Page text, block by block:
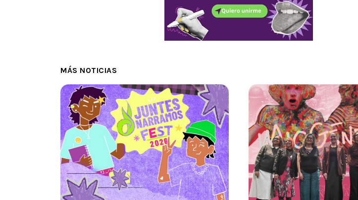
MÁS NOTICIAS